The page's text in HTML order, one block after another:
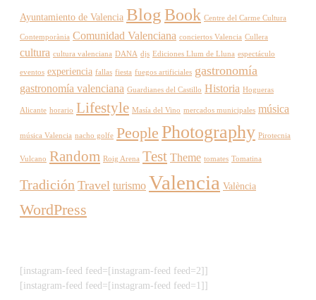
Ayuntamiento de Valencia BlogBook Centre del Carme Cultura
Contemporània Comunidad Valenciana conciertos Valencia Cullera
cultura cultura valenciana DANA djs Ediciones Llum de Lluna espectáculo
eventos experiencia fallas fiesta fuegos artificiales gastronomía
gastronomía valenciana Guardianes del Castillo Historia Hogueras
Alicante horario Lifestyle Masía del Vino mercados municipales música
música Valencia nacho golfe People Photography Pirotecnia
Vulcano Random Roig Arena Test Theme tomates Tomatina
Tradición Travel turismo Valencia València
WordPress
[instagram-feed feed=[instagram-feed feed=2]]
[instagram-feed feed=[instagram-feed feed=1]]